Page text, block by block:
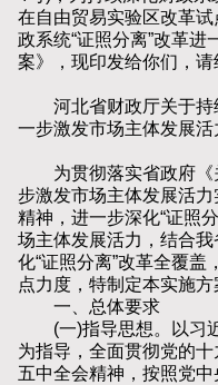
在自由贸易实验区改革
政系统“证照分离”改革
案》，现印发给你们，请
河北省财政厅关于持
一步激发市场主体发展活
为贯彻落实省政府《
步激发市场主体发展活
精神，进一步深化“证照
场主体发展活力，结合
化“证照分离”改革全覆
点力度，特制定本实施方
一、总体要求
(一)指导思想。以习近
为指导，全面贯彻党的十
五中全会精神，按照党